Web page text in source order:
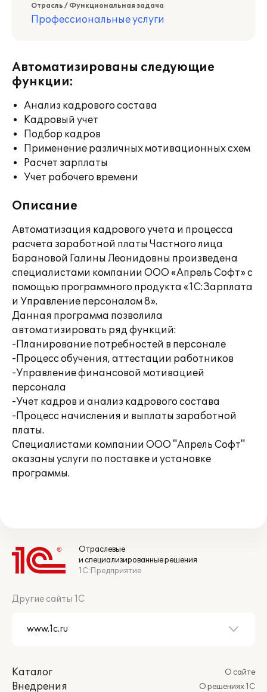
Отрасль / Функциональная задача
Профессиональные услуги
Автоматизированы следующие
функции:
Анализ кадрового состава
Кадровый учет
Подбор кадров
Применение различных мотивационных схем
Расчет зарплаты
Учет рабочего времени
Описание
Автоматизация кадрового учета и процесса
расчета заработной платы Частного лица
Барановой Галины Леонидовны произведена
специалистами компании ООО «Апрель Софт» с
помощью программного продукта «1С:Зарплата
и Управление персоналом 8».
Данная программа позволила
автоматизировать ряд функций:
-Планирование потребностей в персонале
-Процесс обучения, аттестации работников
-Управление финансовой мотивацией
персонала
-Учет кадров и анализ кадрового состава
-Процесс начисления и выплаты заработной
платы.
Специалистами компании ООО "Апрель Софт"
оказаны услуги по поставке и установке
программы.
Отраслевые
и специализированные решения
1С:Предприятие
Другие сайты 1С
Каталог
Внедрения
О сайте
О решениях 1С